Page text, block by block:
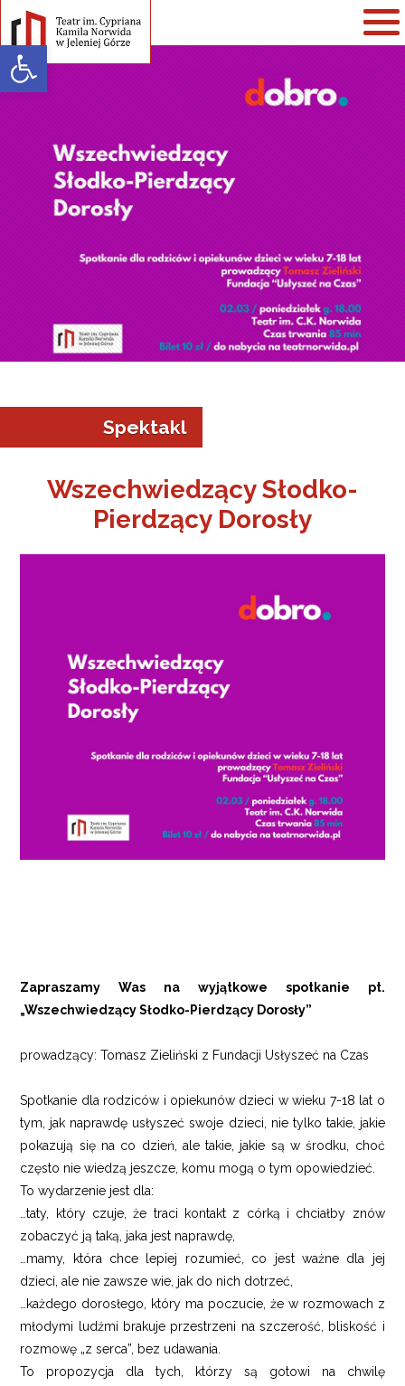
Open toolbar
Warning: strlen() expects parameter 1 to be string, array given in
/home/klient.dhosting.pl/teatr/teatrnorwida.pl/wp-
content/themes/teatrnorwida/single-spektakle.php
Spektakl
Wszechwiedzący Słodko-
Pierdzący Dorosły
Zapraszamy Was na wyjątkowe spotkanie pt.
„Wszechwiedzący Słodko-Pierdzący Dorosły”
prowadzący: Tomasz Zieliński z Fundacji Usłyszeć na Czas
Spotkanie dla rodziców i opiekunów dzieci w wieku 7-18 lat o
tym, jak naprawdę usłyszeć swoje dzieci, nie tylko takie, jakie
pokazują się na co dzień, ale takie, jakie są w środku, choć
często nie wiedzą jeszcze, komu mogą o tym opowiedzieć.
To wydarzenie jest dla:
…taty, który czuje, że traci kontakt z córką i chciałby znów
zobaczyć ją taką, jaka jest naprawdę,
…mamy, która chce lepiej rozumieć, co jest ważne dla jej
dzieci, ale nie zawsze wie, jak do nich dotrzeć,
…każdego dorosłego, który ma poczucie, że w rozmowach z
młodymi ludźmi brakuje przestrzeni na szczerość, bliskość i
rozmowę „z serca”, bez udawania.
To propozycja dla tych, którzy są gotowi na chwilę